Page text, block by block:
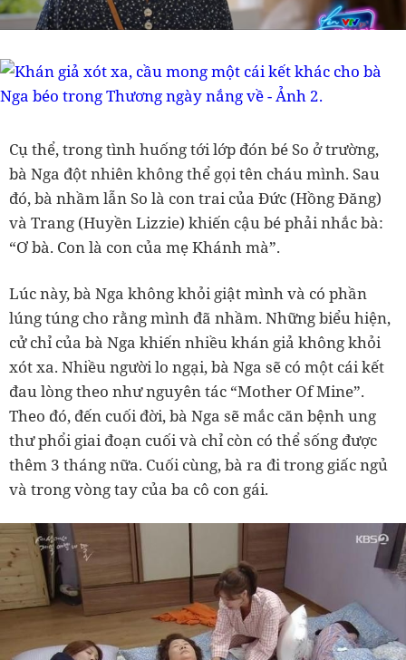
Cụ thể, trong tình huống tới lớp đón bé So ở trường,
bà Nga đột nhiên không thể gọi tên cháu mình. Sau
đó, bà nhầm lẫn So là con trai của Đức (Hồng Đăng)
và Trang (Huyền Lizzie) khiến cậu bé phải nhắc bà:
“Ơ bà. Con là con của mẹ Khánh mà”.
Lúc này, bà Nga không khỏi giật mình và có phần
lúng túng cho rằng mình đã nhầm. Những biểu hiện,
cử chỉ của bà Nga khiến nhiều khán giả không khỏi
xót xa. Nhiều người lo ngại, bà Nga sẽ có một cái kết
đau lòng theo như nguyên tác “Mother Of Mine”.
Theo đó, đến cuối đời, bà Nga sẽ mắc căn bệnh ung
thư phổi giai đoạn cuối và chỉ còn có thể sống được
thêm 3 tháng nữa. Cuối cùng, bà ra đi trong giấc ngủ
và trong vòng tay của ba cô con gái.